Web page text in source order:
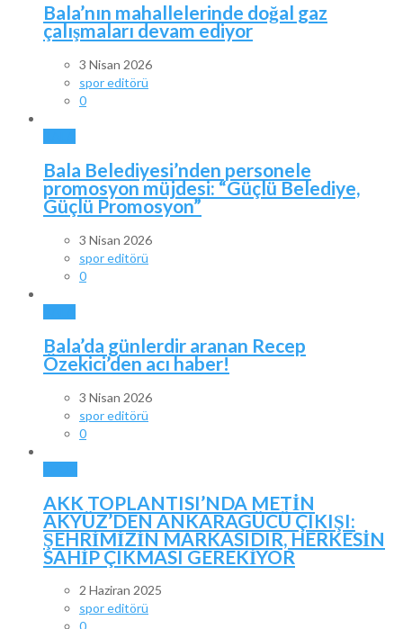
Bala’nın mahallelerinde doğal gaz
çalışmaları devam ediyor
3 Nisan 2026
spor editörü
0
Bala Belediyesi’nden personele
promosyon müjdesi: “Güçlü Belediye,
Güçlü Promosyon”
3 Nisan 2026
spor editörü
0
Bala’da günlerdir aranan Recep
Özekici’den acı haber!
3 Nisan 2026
spor editörü
0
AKK TOPLANTISI’NDA METİN
AKYÜZ’DEN ANKARAGÜCÜ ÇIKIŞI:
ŞEHRİMİZİN MARKASIDIR, HERKESİN
SAHİP ÇIKMASI GEREKİYOR
2 Haziran 2025
spor editörü